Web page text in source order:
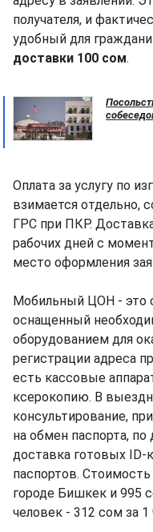
получателя, и
удобный для
доставки 100 сом.
Оплата за услугу по
взимается отдельно,
ГРС при ПКР.
рабочих дней с
место оформления
Мобильный ЦОН - это
оснащенный
оборудованием для
регистрации адреса
есть кассовые
ксерокопию. В
консультирование,
на обмен паспорта,
доставка готовых ID-
паспортов.
городе Бишкек и 995
человек - 312 сом за 1